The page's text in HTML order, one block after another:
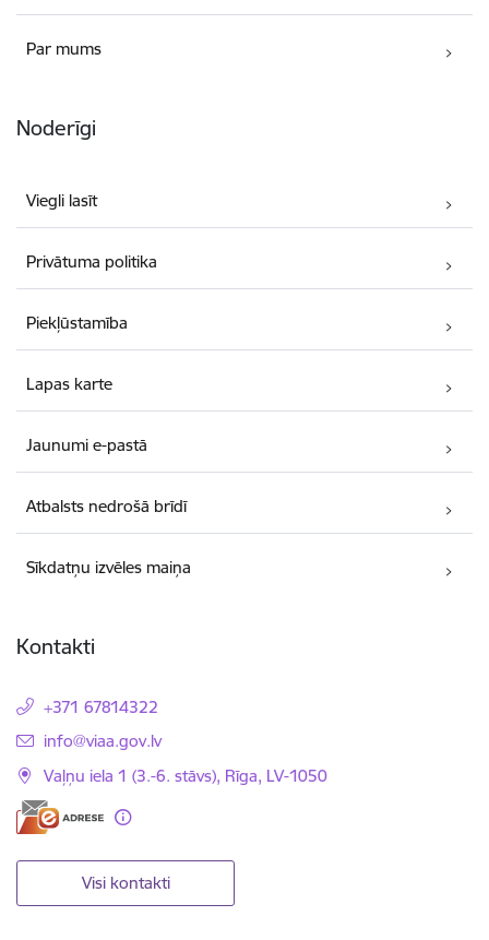
Par mums
Noderīgi
Viegli lasīt
Privātuma politika
Piekļūstamība
Lapas karte
Jaunumi e-pastā
Atbalsts nedrošā brīdī
Sīkdatņu izvēles maiņa
Kontakti
+371 67814322
E-pasts:
info@viaa.gov.lv
Vaļņu iela 1 (3.-6. stāvs), Rīga, LV-1050
Visi kontakti